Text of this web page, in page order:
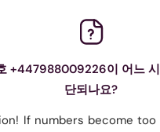
+447988009226이 어느
단되나요?
If numbers become too